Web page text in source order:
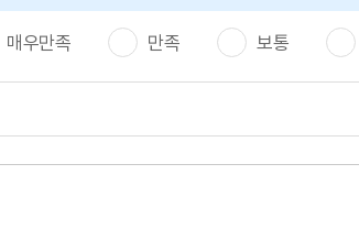
매우만족 만족 보통